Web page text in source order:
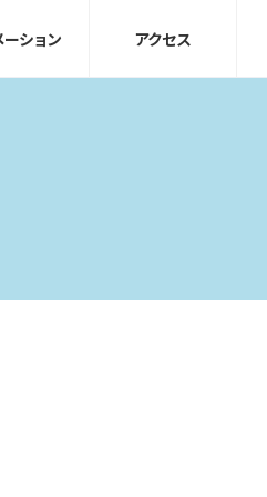
ーション アクセス